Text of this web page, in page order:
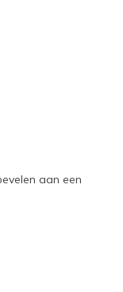
aan een